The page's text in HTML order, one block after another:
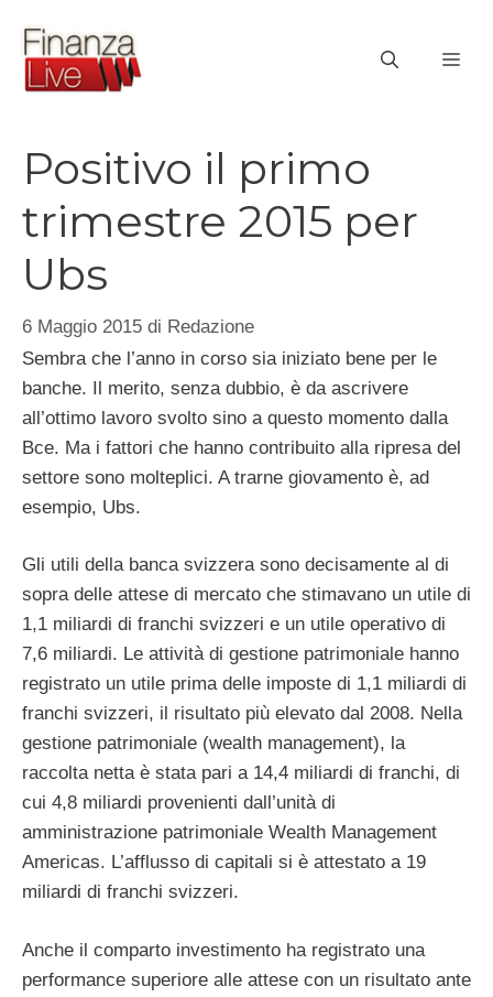
contenuto
Positivo il primo
trimestre 2015 per
Ubs
6 Maggio 2015 di Redazione
Sembra che l’anno in corso sia iniziato bene per le
banche. Il merito, senza dubbio, è da ascrivere
all’ottimo lavoro svolto sino a questo momento dalla
Bce. Ma i fattori che hanno contribuito alla ripresa del
settore sono molteplici. A trarne giovamento è, ad
esempio, Ubs.
Gli utili della banca svizzera sono decisamente al di
sopra delle attese di mercato che stimavano un utile di
1,1 miliardi di franchi svizzeri e un utile operativo di
7,6 miliardi. Le attività di gestione patrimoniale hanno
registrato un utile prima delle imposte di 1,1 miliardi di
franchi svizzeri, il risultato più elevato dal 2008. Nella
gestione patrimoniale (wealth management), la
raccolta netta è stata pari a 14,4 miliardi di franchi, di
cui 4,8 miliardi provenienti dall’unità di
amministrazione patrimoniale Wealth Management
Americas. L’afflusso di capitali si è attestato a 19
miliardi di franchi svizzeri.
Anche il comparto investimento ha registrato una
performance superiore alle attese con un risultato ante